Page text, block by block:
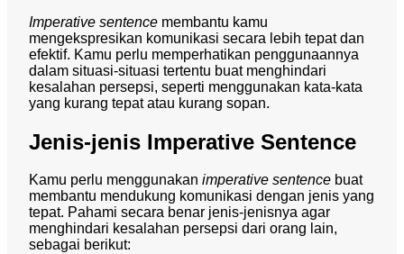
Imperative sentence membantu kamu
mengekspresikan komunikasi secara lebih tepat dan
efektif. Kamu perlu memperhatikan penggunaannya
dalam situasi-situasi tertentu buat menghindari
kesalahan persepsi, seperti menggunakan kata-kata
yang kurang tepat atau kurang sopan.
Jenis-jenis Imperative Sentence
Kamu perlu menggunakan imperative sentence buat
membantu mendukung komunikasi dengan jenis yang
tepat. Pahami secara benar jenis-jenisnya agar
menghindari kesalahan persepsi dari orang lain,
sebagai berikut: